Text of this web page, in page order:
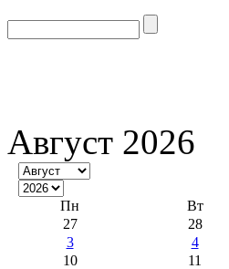
Август 2026
Пн Вт
27
28
3
4
10
11